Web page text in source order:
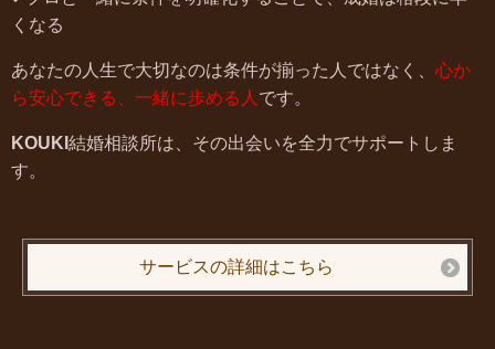
くなる
あなたの人生で大切なのは条件が揃った人ではなく、 心か
ら安心できる、一緒に歩める人 です。
KOUKI 結婚相談所は、その出会いを全力でサポートしま
す。
サービスの詳細はこちら